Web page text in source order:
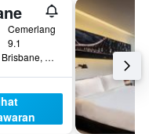
Cemerlang
9.1
81 North Quay, Brisbane, QLD, Australia